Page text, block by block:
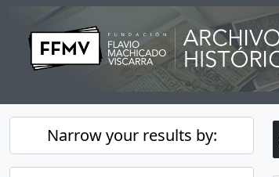
Skip to main content
Narrow your results by: